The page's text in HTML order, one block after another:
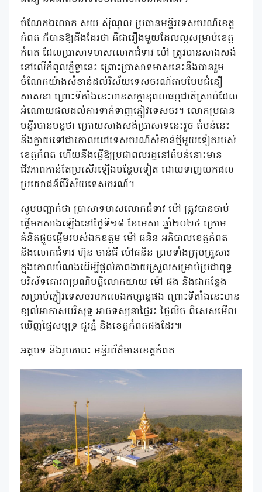
ចំណែកឯលោក សយ ស៊ីណុល ប្រធានមន្ទីរទេសចរណ៍ខេត្ត
កំពត ក៏បានឱ្យដឹងដែរថា គឺជារឿងមួយដែលល្អសម្រាប់ខេត្ត
កំពត ដែលប្រាសាទមាសលោកជំទាវ ម៉ៅ ត្រូវបានសាងសង់
នៅលើកំពូលភ្នំទ្វានេះ ព្រោះប្រាសាទមាសនេះនឹងបានរួម
ចំណែកយ៉ាងសំខាន់ដល់វិស័យទេសចរណ៍តាមបែបជំនឿ
សាសនា ព្រោះទីតាំងនេះមានសក្តានុពលធម្មជាតិស្រាប់ដែល
អំណោយផលដល់ការទាក់ទាញភ្ញៀវទេសចរ។ លោកប្រធាន
មន្ទីរបានបន្តថា ក្រោយសាងសង់ប្រាសាទនេះរួច តំបន់នេះ
នឹងក្លាយទៅជាគោលដៅទេសចរណ៍សំខាន់ថ្មីមួយទៀតរបស់
ខេត្តកំពត ហើយនឹងធ្វើឱ្យប្រជាពលរដ្ឋនៅតំបន់នោះមាន
ជីវភាពកាន់តែប្រសើរឡើងបន្ថែមទៀត ដោយទាញយកផល
ប្រយោជន៍ពីវិស័យទេសចរណ៍។
សូមបញ្ជាក់ថា ប្រាសាទមាសលោកជំទាវ ម៉ៅ ត្រូវបានចាប់
ផ្តើមកសាងឡើងនៅថ្ងៃទី១៨ ខែមេសា ឆ្នាំ២០២៤ ក្រោម
គំនិតផ្តួចផ្តើមរបស់ឯកឧត្តម ម៉ៅ ធនិន អភិបាលខេត្តកំពត
និងលោកជំទាវ ហ៊ុន ចាន់ធី ម៉ៅធនិន ព្រមទាំងក្រុមគ្រួសារ
ក្នុងគោលបំណងដើម្បីផ្តល់ភាពងាយស្រួលសម្រាប់ប្រជាពុទ្ធ
បរិស័ទគោរពប្រណិបត្តិលោកយាយ ម៉ៅ ផង និងជាកន្លែង
សម្រាប់ភ្ញៀវទេសចរមកលេងកម្សាន្តផង ព្រោះទីតាំងនេះមាន
ខ្យល់អាកាសបរិសុទ្ធ អាចទស្សនាថ្ងៃរះ ថ្ងៃលិច ពិសេសមើល
ឃើញផ្ទៃសមុទ្រ ជួរភ្នំ និងខេត្តកំពតផងដែរ៕
អត្ថបទ និងរូបភាព៖ មន្ទីរព័ត៌មានខេត្តកំពត